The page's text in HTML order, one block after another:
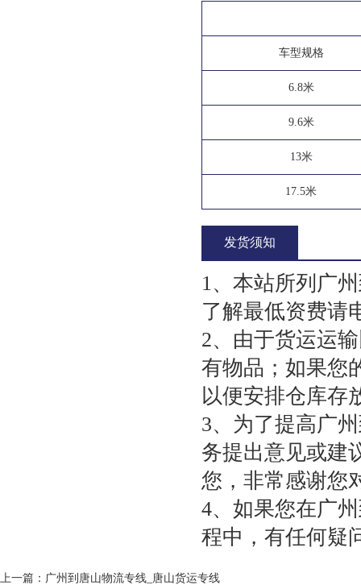
车型规格
6.8米
9.6米
13米
17.5米
发货须知
1、本站所列广
了解最低资费请
2、由于货运运
有物品；如果您
以便安排仓库存
3、为了提高广
务提出意见或建
您，非常感谢您
4、如果您在广
程中，有任何疑
上一篇： 广州到唐山物流专线_唐山货运专线